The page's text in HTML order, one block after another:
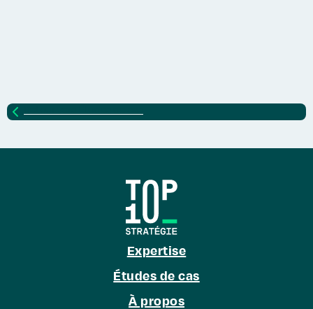
Expertise
Études de cas
À propos